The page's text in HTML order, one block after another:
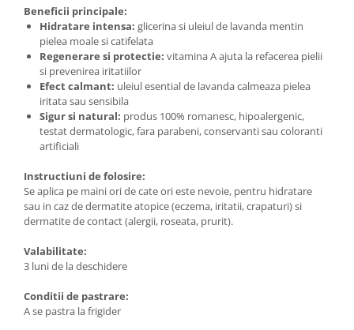
Beneficii principale:
Hidratare intensa: glicerina si uleiul de lavanda mentin
pielea moale si catifelata
Regenerare si protectie: vitamina A ajuta la refacerea pielii
si prevenirea iritatiilor
Efect calmant: uleiul esential de lavanda calmeaza pielea
iritata sau sensibila
Sigur si natural: produs 100% romanesc, hipoalergenic,
testat dermatologic, fara parabeni, conservanti sau coloranti
artificiali
Instructiuni de folosire:
Se aplica pe maini ori de cate ori este nevoie, pentru hidratare
sau in caz de dermatite atopice (eczema, iritatii, crapaturi) si
dermatite de contact (alergii, roseata, prurit).
Valabilitate:
3 luni de la deschidere
Conditii de pastrare:
A se pastra la frigider